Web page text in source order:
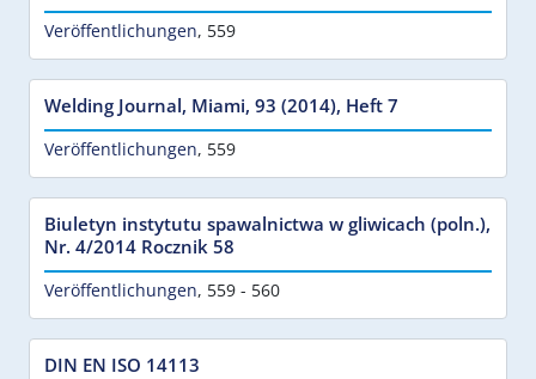
Veröffentlichungen, 559
Welding Journal, Miami, 93 (2014), Heft 7
Veröffentlichungen, 559
Biuletyn instytutu spawalnictwa w gliwicach (poln.),
Nr. 4/2014 Rocznik 58
Veröffentlichungen, 559 - 560
DIN EN ISO 14113